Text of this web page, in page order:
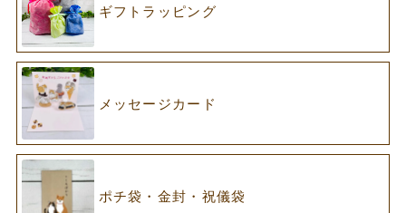
ギフトラッピング
メッセージカード
ポチ袋・金封・祝儀袋